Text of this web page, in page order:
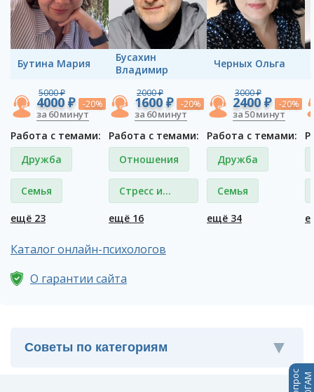
Бутина Мария
5000 ₽
4000 ₽ -20%
за 60 минут
Работа с темами:
Дружба
Семья
ещё 23
Бусахин
Владимир
2000 ₽
1600 ₽ -20%
за 60 минут
Работа с темами:
Отношения
Стресс и
депрессия
ещё 16
Черных Ольга
3000 ₽
2400 ₽ -20%
за 50 минут
Работа с темами:
Дружба
Семья
ещё 34
Каталог онлайн-психологов
О гарантии сайта